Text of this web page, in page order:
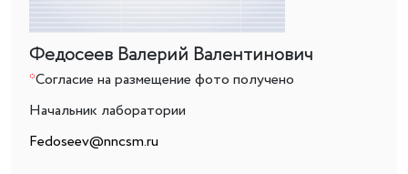
Федосеев Валерий Валентинович
*Согласие на размещение фото получено
Начальник лаборатории
Fedoseev@nncsm.ru